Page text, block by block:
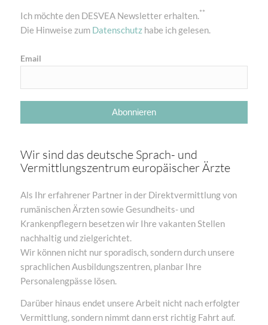
Ich möchte den DESVEA Newsletter erhalten. **
Die Hinweise zum Datenschutzhabe ich gelesen.
Email
Wir sind das deutsche Sprach- und
Vermittlungszentrum europäischer Ärzte
Als Ihr erfahrener Partner in der Direktvermittlung von
rumänischen Ärzten sowie Gesundheits- und
Krankenpflegern besetzen wir Ihre vakanten Stellen
nachhaltig und zielgerichtet.
Wir können nicht nur sporadisch, sondern durch unsere
sprachlichen Ausbildungszentren, planbar Ihre
Personalengpässe lösen.
Darüber hinaus endet unsere Arbeit nicht nach erfolgter
Vermittlung, sondern nimmt dann erst richtig Fahrt auf.